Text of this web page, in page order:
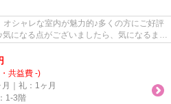
シャレな室内が魅力的♪多くの方にご好評
になる点がございましたら、気になるまま
共益費 -)
｜礼：1ヶ月
1-3階